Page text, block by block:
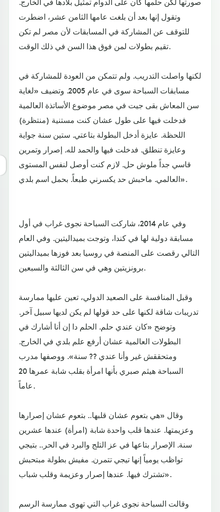
وتقول إنها بعد أن بلغت عامها الثامن عشر، اضطرت
للتوقف عن المشاركة في المسابقات لأن مصر لم تكن
تقيم بطولات لمن فوق هذا السن في ذلك الوقت.
لكنها واصلت التدريب. ولم تتمكن من العودة للمشاركة في
مسابقات السباحة سوى في عام 2005. وتضيف «لغاية
سن المعاش بقى جيت في مصر موضوع الأساتذة العالمية
فدخلت فيها على طول عشان كنت مستنية (منتظرة)
اللحظة. عايزة أدخل البطولة بتاعتي. ستين سنة جواية
وعايزة تنطلق. فدخلت فيها والحمد لله. إصرار وتمرين
قاسي جداً ملوش حل. لازم كنت أوصل لنفس المستوى
العالمي. ماحبش حد يكسرني طبعاً. بحمل اسم بلدي».
وفي عام 2014، شاركت السباحة نجوى غراب في أول
مسابقة دولية لها في كندا، وتوجت بميداليتين. وفي العام
التالي رقصت على المنصة في روسيا بعد فوزها بميداليتين
برونزيتين وهي في سن الثالثة والسبعين.
وقبل المنافسة على الصعيد الدولي، تعين عليها ممارسة
تدريبات شاقة لكنها على حد قولها لم يكن لديها سبيل آخر.
وتوضح «كان عندي حلم. الحلم دا إن أنا أشارك في
البطولات العالمية عشان أرفع علم بلدي في الخارج.
ومتحققش غير وأنا عندي ?? سنة». ووصفها مدرب
السباحة هيثم صبري بأنها امرأة بقلب شابة عمرها 20
عاماً.
وقال «هي بتعوم عشان قلبها.. بتعوم عشان إصرارها
وعزيمتها. عندها قلب واحدة شابة (امرأة) عندها عشرين
سنة. الإصرار بتاعها في عز التلج والبرد في الحر.. بتيجي
تواظب يومياً إنها تيجي تتمرن. مفيش بطولة مبتحبش
تشترك فيها. عندها إصرار وعزيمة وقلب شباب».
وقالت السباحة نجوى غراب التي تهوى ممارسة الرسم